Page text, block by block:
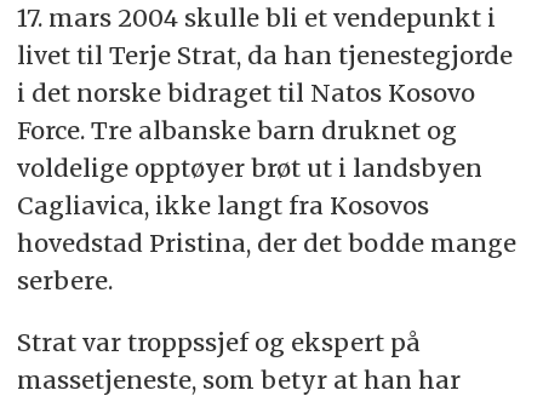
17. mars 2004 skulle bli et vendepunkt i
livet til Terje Strat, da han tjenestegjorde
i det norske bidraget til Natos Kosovo
Force. Tre albanske barn druknet og
voldelige opptøyer brøt ut i landsbyen
Cagliavica, ikke langt fra Kosovos
hovedstad Pristina, der det bodde mange
serbere.
Strat var troppssjef og ekspert på
massetjeneste, som betyr at han har